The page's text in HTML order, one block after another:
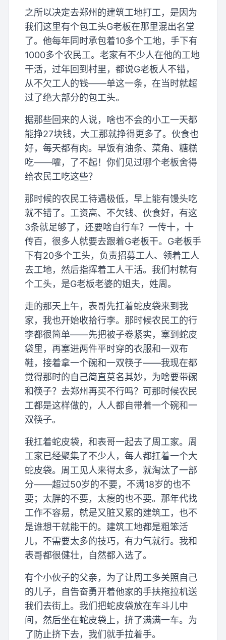
之所以决定去郑州的建筑工地打工，是因为
我们这里有个包工头G老板在那里混出名堂
了。他每年同时承包着10多个工地，手下有
1000多个农民工。老家有不少人在他的工地
干活，过年回到村里，都说G老板人不错，
从不欠工人的钱——单这一条，在当时就超
过了绝大部分的包工头。
据那些回来的人说，啥也不会的小工一天都
能挣27块钱，大工那就挣得更多了。伙食也
好，每天都有肉。早饭有油条、菜角、糖糕
吃——嚯，了不起！你们见过哪个老板舍得
给农民工吃这些？
那时候的农民工待遇极低，早上能有馒头吃
就不错了。工资高、不欠钱、伙食好，有这
3条就足够了，还要啥自行车？一传十，十
传百，很多人就要去跟着G老板干。G老板手
下有20多个工头，负责招募工人、领着工人
去工地，然后指挥着工人干活。我们村就有
个工头，是G老板老婆的姐夫，姓周。
走的那天上午，表哥先扛着蛇皮袋来到我
家，我也开始收拾行李。那时候农民工的行
李都很简单——先把被子卷紧实，塞到蛇皮
袋里，再塞进两件平时穿的衣服和一双布
鞋，接着拿一个碗和一双筷子——我现在都
觉得那时的自己简直莫名其妙，为啥要带碗
和筷子？去郑州再买不行吗？可那时候农民
工都是这样做的，人人都自带着一个碗和一
双筷子。
我扛着蛇皮袋，和表哥一起去了周工家。周
工家已经聚集了不少人，每人都扛着一个大
蛇皮袋。周工见人来得太多，就淘汰了一部
分——超过50岁的不要，不满18岁的也不
要；太胖的不要，太瘦的也不要。那年代找
工作不容易，就是又脏又累的建筑工，也不
是谁想干就能干的。建筑工地都是粗笨活
儿，不需要太多的技巧，有力气就行。我和
表哥都很健壮，自然都入选了。
有个小伙子的父亲，为了让周工多关照自己
的儿子，自告奋勇开着他家的手扶拖拉机送
我们去街上。我们把蛇皮袋放在车斗儿中
间，然后坐在蛇皮袋上，挤了满满一车。为
了防止挤下去，我们就手拉着手。